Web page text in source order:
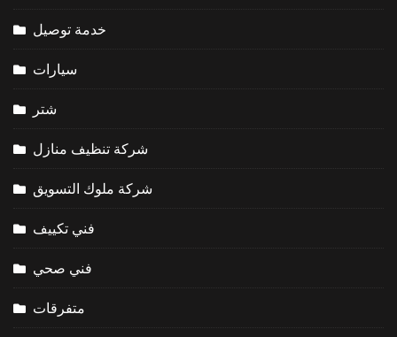
خدمة توصيل
سيارات
شتر
شركة تنظيف منازل
شركة ملوك التسويق
فني تكييف
فني صحي
متفرقات